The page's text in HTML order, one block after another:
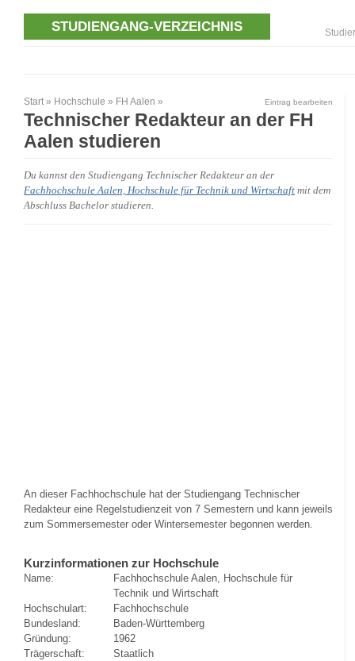
STUDIENGANG-VERZEICHNIS
Start » Hochschule » FH Aalen » Eintrag bearbeiten
Technischer Redakteur an der FH
Aalen studieren
Du kannst den Studiengang Technischer Redakteur an der
Fachhochschule Aalen, Hochschule für Technik und Wirtschaft mit dem
Abschluss Bachelor studieren.
An dieser Fachhochschule hat der Studiengang Technischer
Redakteur eine Regelstudienzeit von 7 Semestern und kann jeweils
zum Sommersemester oder Wintersemester begonnen werden.
Kurzinformationen zur Hochschule
Name:
Fachhochschule Aalen, Hochschule für
Technik und Wirtschaft
Hochschulart:
Fachhochschule
Bundesland:
Baden-Württemberg
Gründung:
1962
Trägerschaft:
Staatlich